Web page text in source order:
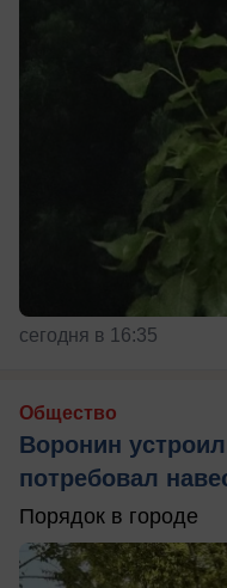
сегодня в 16:35
Общество
Воронин
потребовал
Порядок в городе